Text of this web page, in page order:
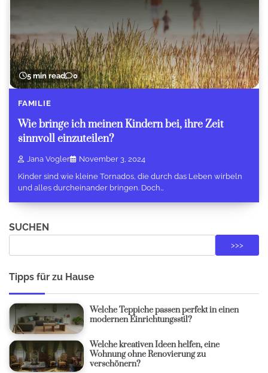
5 min read 0
FAMILIE
Wie bringe ich meinen Kindern bei, ihre Zeit
sinnvoll einzuteilen?
Jana Vogler
November 3, 2024
Kinder sind wie kleine Tornados, die durch das Leben wirbeln
und alles durcheinander bringen. Doch…
SUCHEN
>>>
Tipps für zu Hause
Welche Teppiche passen perfekt in einen
modernen Einrichtungsstil?
Welche kreativen Ideen helfen, eine
Wohnung ohne Renovierung zu
verschönern?